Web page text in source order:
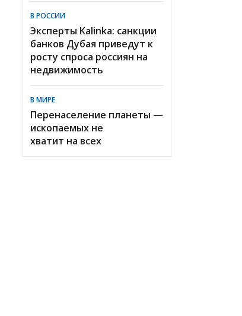
В РОССИИ
Эксперты Kalinka: санкции
банков Дубая приведут к
росту спроса россиян на
недвижимость
В МИРЕ
Перенаселение планеты —
ископаемых не
хватит на всех